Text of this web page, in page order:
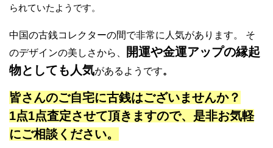
られていたようです。
中国の古銭コレクターの間で非常に人気があります。 そ
のデザインの美しさから、
開運や金運アップの縁起
物としても人気があるようです。
皆さんのご自宅に古銭はございませんか？
1点1点査定させて頂きますので、是非お気軽
にご相談ください。